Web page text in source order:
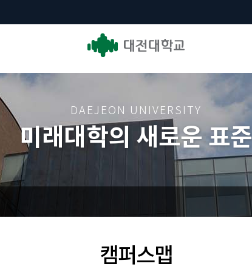
DAEJEON UNIVERSITY
미래대학의 새로운 표준
캠퍼스맵